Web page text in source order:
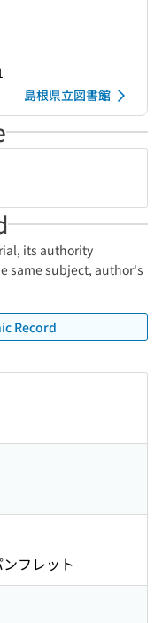
島根県立図書館
its authority
same subject, author's
Record
フレット